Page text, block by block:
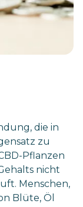
die in
zu
Pflanzen
nicht
Menschen,
Blüte, Öl